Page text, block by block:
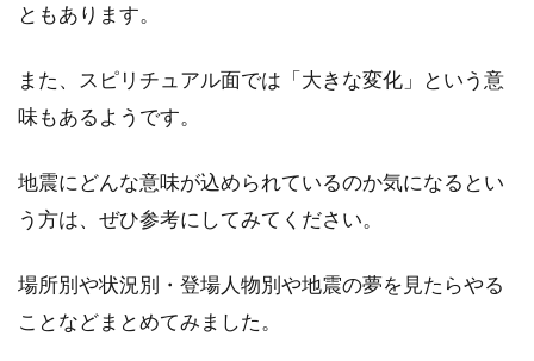
ともあります。
また、スピリチュアル面では「大きな変化」という意
味もあるようです。
地震にどんな意味が込められているのか気になるとい
う方は、ぜひ参考にしてみてください。
場所別や状況別・登場人物別や地震の夢を見たらやる
ことなどまとめてみました。